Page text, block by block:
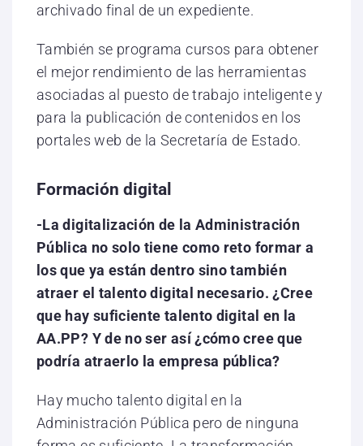
archivado final de un expediente.
También se programa cursos para obtener
el mejor rendimiento de las herramientas
asociadas al puesto de trabajo inteligente y
para la publicación de contenidos en los
portales web de la Secretaría de Estado.
Formación digital
-La digitalización de la Administración
Pública no solo tiene como reto formar a
los que ya están dentro sino también
atraer el talento digital necesario. ¿Cree
que hay suficiente talento digital en la
AA.PP? Y de no ser así ¿cómo cree que
podría atraerlo la empresa pública?
Hay mucho talento digital en la
Administración Pública pero de ninguna